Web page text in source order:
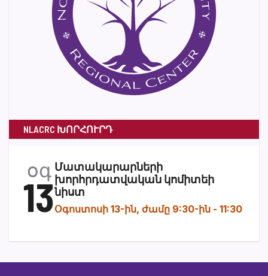
NLACRC ԽՈՐՀՈՒՐԴ
օգ
13
Մատակարարների
խորհրդատվական կոմիտեի
նիստ
Օգոստոսի 13-ին, ժամը 9:30-ին - 11:30